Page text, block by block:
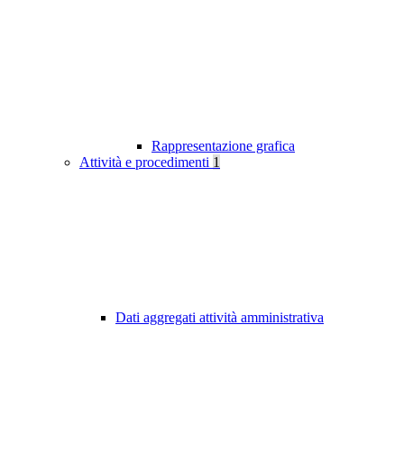
Rappresentazione grafica
Attività e procedimenti 1
Dati aggregati attività amministrativa